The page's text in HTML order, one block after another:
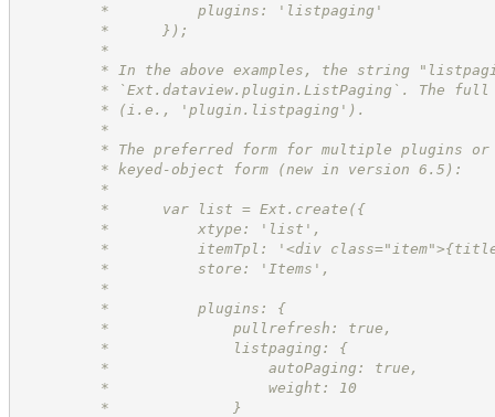
*          plugins: 'listpaging'
*      });
*
* In the above examples, the string
* `Ext.dataview.plugin.ListPaging`. The full
* (i.e., 'plugin.listpaging').
*
* The preferred form for multiple plugins or
* keyed-object form (new in version 6.5):
*
*      var list = Ext.create({
*          xtype: 'list',
*          itemTpl: '<div
*          store: 'Items',
*
*          plugins: {
*              pullrefresh: true,
*              listpaging: {
*                  autoPaging: true,
*                  weight: 10
*              }